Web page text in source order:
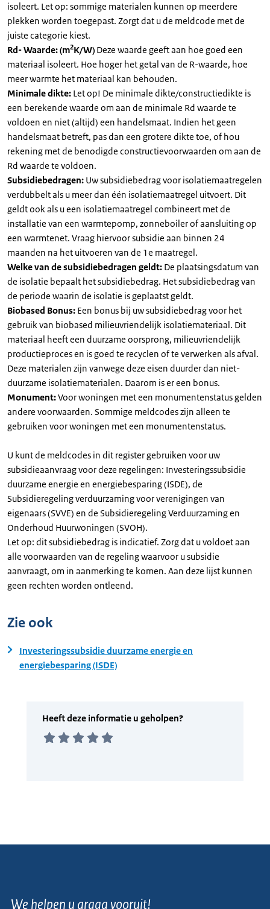
isoleert. Let op: sommige materialen kunnen op meerdere
plekken worden toegepast. Zorgt dat u de meldcode met de
juiste categorie kiest.
Rd- Waarde: (m2K/W) Deze waarde geeft aan hoe goed een
materiaal isoleert. Hoe hoger het getal van de R-waarde, hoe
meer warmte het materiaal kan behouden.
Minimale dikte: Let op! De minimale dikte/constructiedikte is
een berekende waarde om aan de minimale Rd waarde te
voldoen en niet (altijd) een handelsmaat. Indien het geen
handelsmaat betreft, pas dan een grotere dikte toe, of hou
rekening met de benodigde constructievoorwaarden om aan de
Rd waarde te voldoen.
Subsidiebedragen: Uw subsidiebedrag voor isolatiemaatregelen
verdubbelt als u meer dan één isolatiemaatregel uitvoert. Dit
geldt ook als u een isolatiemaatregel combineert met de
installatie van een warmtepomp, zonneboiler of aansluiting op
een warmtenet. Vraag hiervoor subsidie aan binnen 24
maanden na het uitvoeren van de 1e maatregel.
Welke van de subsidiebedragen geldt: De plaatsingsdatum van
de isolatie bepaalt het subsidiebedrag. Het subsidiebedrag van
de periode waarin de isolatie is geplaatst geldt.
Biobased Bonus: Een bonus bij uw subsidiebedrag voor het
gebruik van biobased milieuvriendelijk isolatiemateriaal. Dit
materiaal heeft een duurzame oorsprong, milieuvriendelijk
productieproces en is goed te recyclen of te verwerken als afval.
Deze materialen zijn vanwege deze eisen duurder dan niet-
duurzame isolatiematerialen. Daarom is er een bonus.
Monument:Voor woningen met een monumentenstatus gelden
andere voorwaarden. Sommige meldcodes zijn alleen te
gebruiken voor woningen met een monumentenstatus.
U kunt de meldcodes in dit register gebruiken voor uw
subsidieaanvraag voor deze regelingen: Investeringssubsidie
duurzame energie en energiebesparing (ISDE), de
Subsidieregeling verduurzaming voor verenigingen van
eigenaars (SVVE) en de Subsidieregeling Verduurzaming en
Onderhoud Huurwoningen (SVOH).
Let op: dit subsidiebedrag is indicatief. Zorg dat u voldoet aan
alle voorwaarden van de regeling waarvoor u subsidie
aanvraagt, om in aanmerking te komen. Aan deze lijst kunnen
geen rechten worden ontleend.
Zie ook
Investeringssubsidie duurzame energie en
energiebesparing (ISDE)
We helpen u graag vooruit!